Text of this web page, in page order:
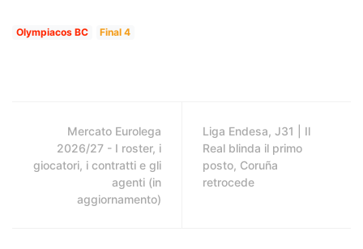
Olympiacos BC Final 4
Mercato Eurolega
2026/27 - I roster, i
giocatori, i contratti e gli
agenti (in
aggiornamento)
Liga Endesa, J31 | Il
Real blinda il primo
posto, Coruña
retrocede